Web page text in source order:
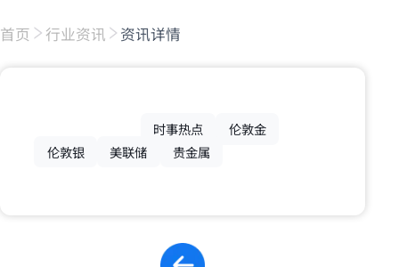
首页 行业资讯 资讯详情
时事热点
伦敦金
伦敦银
美联储 贵金属